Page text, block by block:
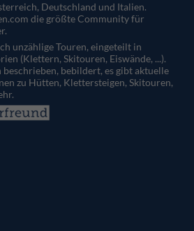
Deutschland und Italien.
die größte Community für
unzählige Touren, eingeteilt in
(Klettern, Skitouren, Eiswände, ...).
beschrieben, bebildert, es gibt aktuelle
zu Hütten, Klettersteigen, Skitouren,